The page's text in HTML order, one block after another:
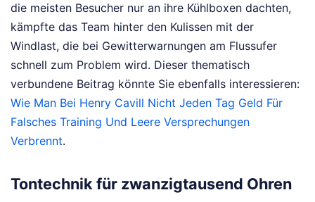
die meisten Besucher nur an ihre Kühlboxen dachten,
kämpfte das Team hinter den Kulissen mit der
Windlast, die bei Gewitterwarnungen am Flussufer
schnell zum Problem wird. Dieser thematisch
verbundene Beitrag könnte Sie ebenfalls interessieren:
Wie Man Bei Henry Cavill Nicht Jeden Tag Geld Für
Falsches Training Und Leere Versprechungen
Verbrennt.
Tontechnik für zwanzigtausend Ohren